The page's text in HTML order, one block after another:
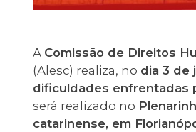
A Comissão de Direitos
(Alesc) realiza, no dia 3 de
dificuldades enfrentadas
será realizado no
catarinense, em